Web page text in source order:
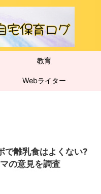
教育
Webライター
で離乳食はよくない?
の意見を調査